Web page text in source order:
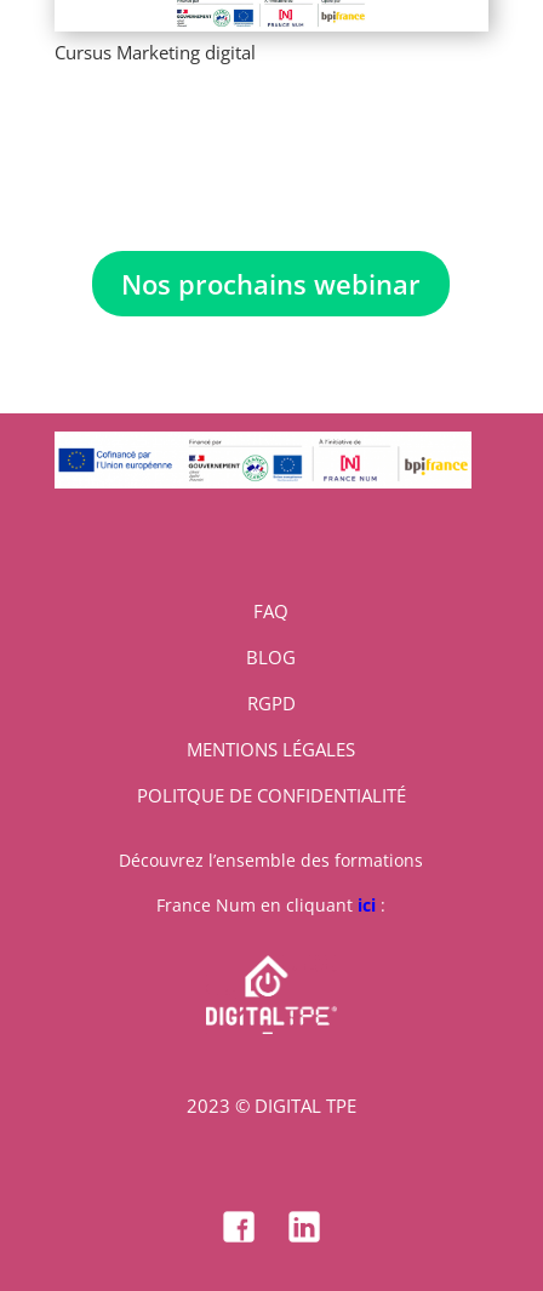
Cursus Marketing digital
Nos prochains webinar
FAQ
BLOG
RGPD
MENTIONS LÉGALES
POLITQUE DE CONFIDENTIALITÉ
Découvrez l’ensemble des formations
France Num en cliquant ici :
2023 © DIGITAL TPE